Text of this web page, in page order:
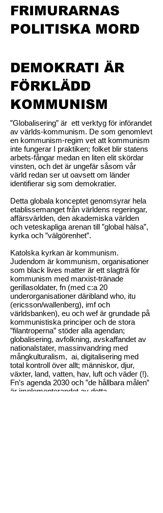
FRIMURARNAS
POLITISKA MORD
DEMOKRATI ÄR
FÖRKLÄDD
KOMMUNISM
”Globalisering” är ett verktyg för införandet
av världs-kommunism. De som genomlevt
en kommunism-regim vet att kommunism
inte fungerar I praktiken; folket blir statens
arbets-fångar medan en liten elit skördar
vinsten, och det är ungefär såsom vår
värld redan ser ut oavsett om länder
identifierar sig som demokratier.
Detta globala konceptet genomsyrar hela
etablissemanget från världens regeringar,
affärsvärlden, den akademiska världen
och veteskapliga arenan till ”global hälsa”,
kyrka och ”välgörenhet”.
Katolska kyrkan är kommunism.
Judendom är kommunism, organisationer
som black lives matter är ett slagträ för
kommunism med marxist-tränade
gerillasoldater, fn (med c:a 20
underorganisationer däribland who, itu
(ericsson/wallenberg), imf och
världsbanken), eu och wef är grundade på
kommunistiska principer och de stora
”filantroperna” stöder alla agendan;
globalisering, avfolkning, avskaffandet av
nationalstater, massinvandring med
mångkulturalism, ai, digitalisering med
total kontroll över allt; människor, djur,
växter, land, vatten, hav, luft och väder (!).
Fn’s agenda 2030 och ”de hållbara målen”
är implementerandet av detta